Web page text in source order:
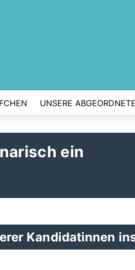
UNSERE ABGEORDNETE
ein
Kandidatinnen